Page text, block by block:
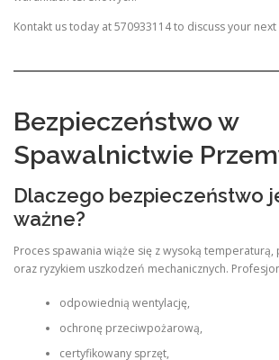
Kontakt us today at 570933114 to discuss your
Bezpieczeństwo w
Spawalnictwie
Dlaczego bezpieczeństwo
ważne?
Proces spawania wiąże się z wysoką
oraz ryzykiem uszkodzeń mechanicznych.
odpowiednią wentylację,
ochronę przeciwpożarową,
certyfikowany sprzęt,